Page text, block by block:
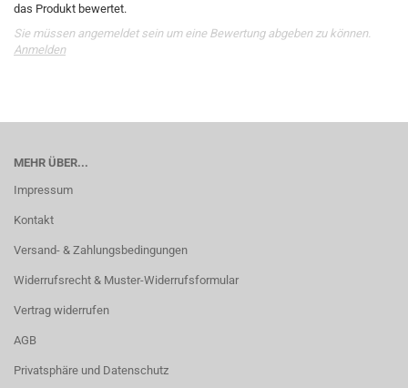
das Produkt bewertet.
Sie müssen angemeldet sein um eine Bewertung abgeben zu können.
Anmelden
MEHR ÜBER...
Impressum
Kontakt
Versand- & Zahlungsbedingungen
Widerrufsrecht & Muster-Widerrufsformular
Vertrag widerrufen
AGB
Privatsphäre und Datenschutz